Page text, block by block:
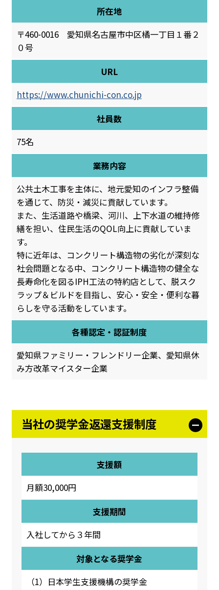
所在地
〒460-0016 愛知県名古屋市中区橘一丁目１番２
０号
URL
https://www.chunichi-con.co.jp
社員数
75名
業務内容
公共土木工事を主体に、地元愛知のインフラ整備
を通じて、防災・減災に貢献しています。
また、生活道路や橋梁、河川、上下水道の維持修
繕を担い、住民生活のQOL向上に貢献していま
す。
特に近年は、コンクリート構造物の劣化が深刻な
社会問題となる中、コンクリート構造物の健全な
長寿命化を図るIPH工法の特約店として、脱スク
ラップ＆ビルドを目指し、安心・安全・便利な暮
らしを守る活動をしています。
各種認定・認証制度
愛知県ファミリー・フレンドリー企業、愛知県休
み方改革マイスター企業
当社の奨学金返還支援制度
支援額
月額30,000円
支援期間
入社してから３年間
対象となる奨学金
（1）日本学生支援機構の奨学金